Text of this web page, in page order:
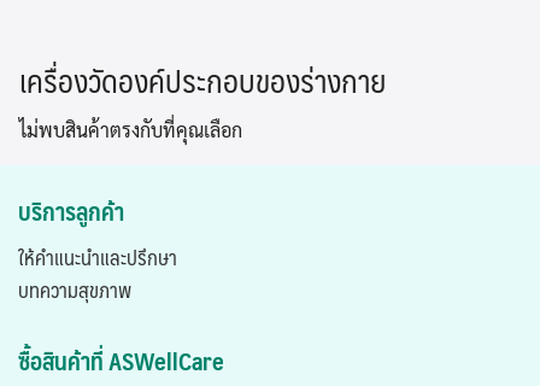
content
เครื่องวัดองค์ประกอบของร่างกาย
ไม่พบสินค้าตรงกับที่คุณเลือก
บริการลูกค้า
ให้คำแนะนำและปรึกษา
บทความสุขภาพ
ซื้อสินค้าที่ ASWellCare